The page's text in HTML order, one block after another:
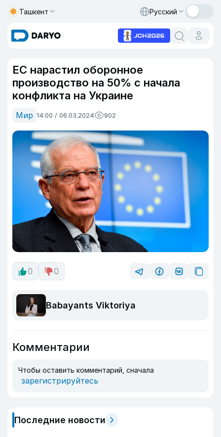
Ташкент Русский
ЕС нарастил оборонное
производство на 50% с начала
конфликта на Украине
Мир 14:00 / 06.03.2024 902
0 0
Babayants Viktoriya
Комментарии
Чтобы оставить комментарий, сначала
зарегистрируйтесь
Последние новости